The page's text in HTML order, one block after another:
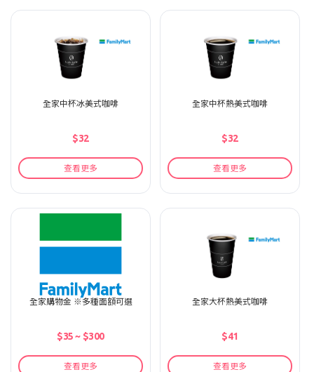
全家中杯冰美式咖啡
$32
查看更多
全家中杯熱美式咖啡
$32
查看更多
全家購物金 ※多種面額可選
$35 ~ $300
查看更多
全家大杯熱美式咖啡
$41
查看更多